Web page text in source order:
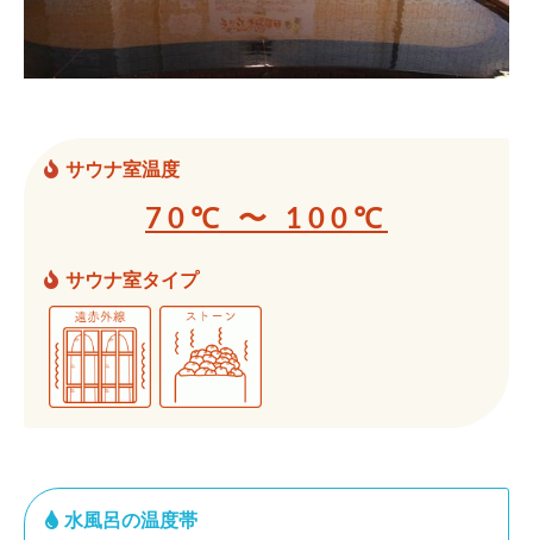
サウナ室温度
70℃ 〜 100℃
サウナ室タイプ
水風呂の温度帯